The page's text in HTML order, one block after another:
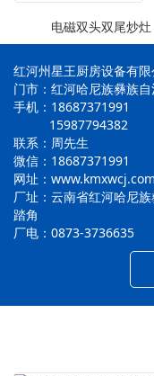
电磁双头双尾炒灶
红河州星王厨房设备有限
门市：红河哈尼族彝族
手机：18687371991
15987794382
联系：周先生
微信：18687371991
网址：www.kmxwcj.com
厂址：云南省红河哈尼
踏角
厂电：0873-3736635